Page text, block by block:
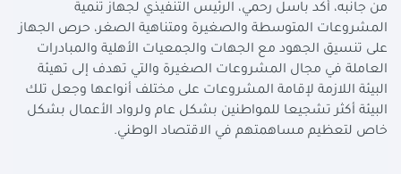
من جانبه، أكد باسل رحمي، الرئيس التنفيذي لجهاز تنمية
المشروعات المتوسطة والصغيرة ومتناهية الصغر، حرص الجهاز
على تنسيق الجهود مع الجهات والجمعيات الأهلية والمبادرات
العاملة في مجال المشروعات الصغيرة والتي تهدف إلى تهيئة
البيئة اللازمة لإقامة المشروعات على مختلف أنواعها وجعل تلك
البيئة أكثر تشجيعا للمواطنين بشكل عام ولرواد الأعمال بشكل
خاص لتعظيم مساهمتهم في الاقتصاد الوطني.